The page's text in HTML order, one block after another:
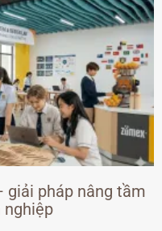
giải pháp nâng tầm
nghiệp